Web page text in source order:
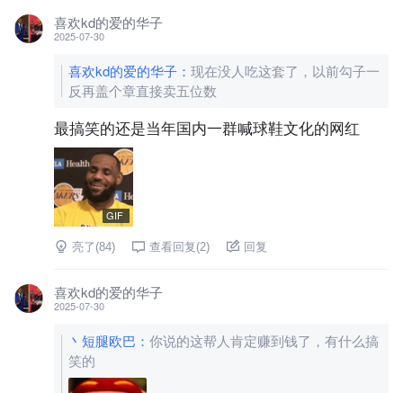
喜欢kd的爱的华子
2025-07-30
喜欢kd的爱的华子 ： 现在没人吃这套了，以前勾子一
反再盖个章直接卖五位数
最搞笑的还是当年国内一群喊球鞋文化的网红
GIF
亮了(84) 查看回复(2) 回复
喜欢kd的爱的华子
2025-07-30
丶短腿欧巴 ： 你说的这帮人肯定赚到钱了，有什么搞
笑的